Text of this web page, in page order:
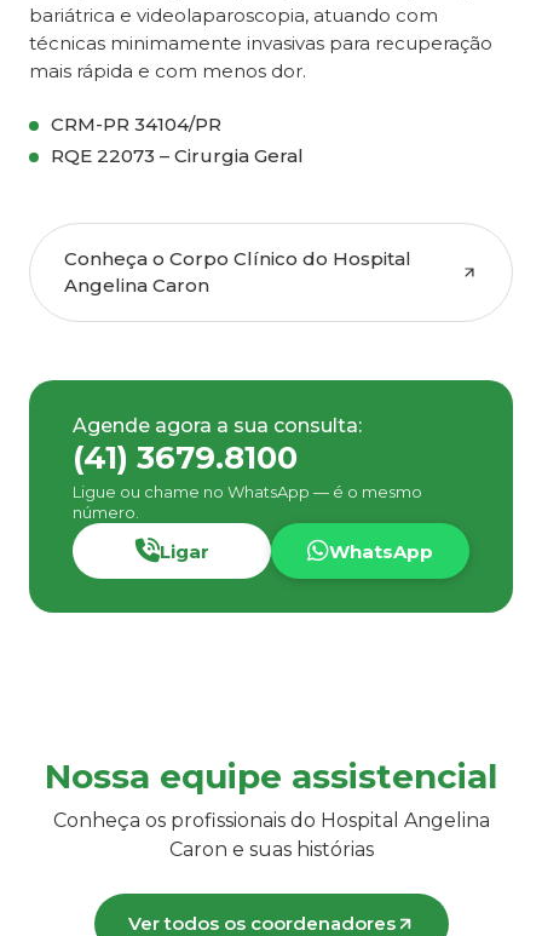
bariátrica e videolaparoscopia, atuando com
técnicas minimamente invasivas para recuperação
mais rápida e com menos dor.
CRM-PR 34104/PR
RQE 22073 – Cirurgia Geral
Conheça o Corpo Clínico do Hospital
Angelina Caron
Agende agora a sua consulta:
(41) 3679.8100
Ligue ou chame no WhatsApp — é o mesmo
número.
Ligar WhatsApp
Nossa equipe assistencial
Conheça os profissionais do Hospital Angelina
Caron e suas histórias
Ver todos os coordenadores